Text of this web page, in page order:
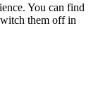
You can find
them off in